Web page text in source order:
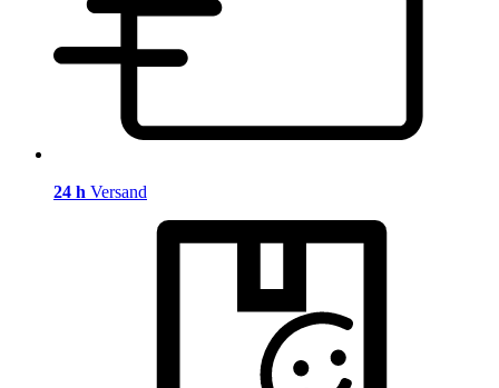
24 h Versand